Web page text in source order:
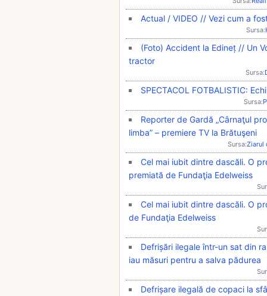
Actual / VIDEO // Vezi cum a
Sursa:
(Foto) Accident la Edineț // Un
tractor
Sursa:
SPECTACOL FOTBALISTIC:
Sursa:
Reporter de Gardă „Cârnaţul
limba” – premiere TV la Brătuşeni
Sursa:Ziarul
Cel mai iubit dintre dascăli. O
premiată de Fundaţia Edelweiss
Cel mai iubit dintre dascăli. O
de Fundaţia Edelweiss
Defrișări ilegale într-un sat din
iau măsuri pentru a salva pădurea
Defrișare ilegală de copaci la